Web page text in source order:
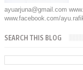
ayuarjuna@gmail.com
www.facebook.com/
SEARCH THIS BLOG